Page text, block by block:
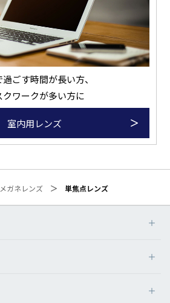
ごす時間が長い方、
クワークが多い方に
室内用レンズ
メガネレンズ 単焦点レンズ